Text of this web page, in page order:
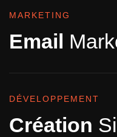
MARKETING
Email
DÉVELOPPEMENT
Création